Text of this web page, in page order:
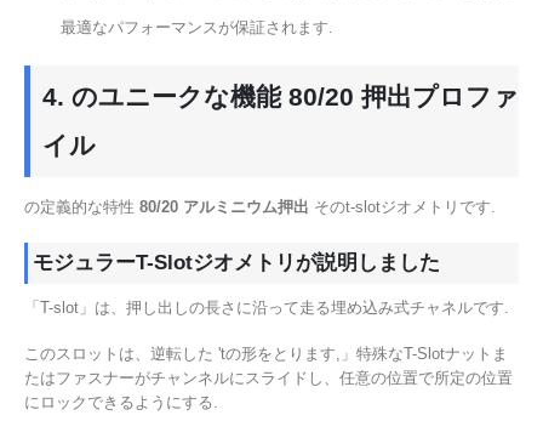
最適なパフォーマンスが保証されます.
4. のユニークな機能 80/20 押出プロファ
イル
の定義的な特性 80/20 アルミニウム押出 そのt-slotジオメトリです.
モジュラーT-Slotジオメトリが説明しました
「T-slot」は、押し出しの長さに沿って走る埋め込み式チャネルです.
このスロットは、逆転した 'tの形をとります,」特殊なT-Slotナットま
たはファスナーがチャンネルにスライドし、任意の位置で所定の位置
にロックできるようにする.